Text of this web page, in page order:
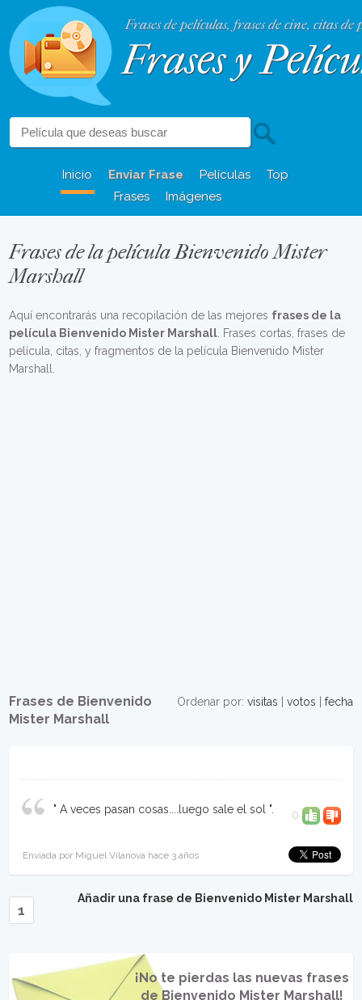
Frases de películas, frases de cine, citas de
Frases y
Inicio Enviar Frase Películas
Top
Frases
Imágenes
Frases de la película Bienvenido Mister
Marshall
Aquí encontrarás una recopilación de las mejores frases de la
película Bienvenido Mister Marshall . Frases cortas, frases de
película, citas, y fragmentos de la película Bienvenido Mister
Marshall.
Ordenar por: visitas votos fecha
Frases de Bienvenido
Mister Marshall
" A veces pasan cosas....luego sale el sol ". 0
Enviada por Miguel Vilanova hace 3 años
Añadir una frase de Bienvenido Mister Marshall
1
¡No te pierdas las nuevas frases
de Bienvenido Mister Marshall!